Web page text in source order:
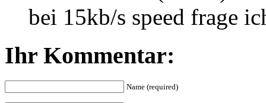
bei 15kb/s speed frage
Ihr Kommentar:
Name (required)